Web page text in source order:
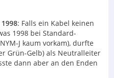
: Falls ein Kabel keinen
1998 bei Standard-
J kaum vorkam), durfte
Grün-Gelb) als Neutralleiter
dann aber an den Enden